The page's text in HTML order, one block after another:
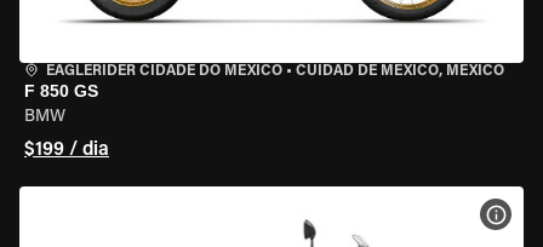
EAGLERIDER CIDADE DO MÉXICO • CUIDAD DE MEXICO, MEXICO
F 850 GS
BMW
$199 / dia
VER